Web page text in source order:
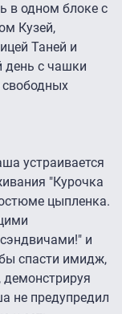
в одном блоке с
Кузей,
Таней и
день с чашки
свободных
устраивается
"Курочка
цыпленка.
и
спасти имидж,
демонстрируя
не предупредил